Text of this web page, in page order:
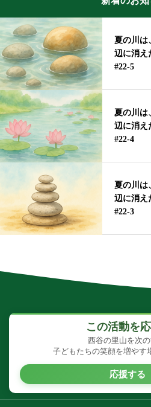
夏の川は
辺に消え
#22-5
夏の川は
辺に消え
#22-4
夏の川は
辺に消え
#22-3
この活動を
西谷の里山を次の
子どもたちの笑顔を増やす
応援する